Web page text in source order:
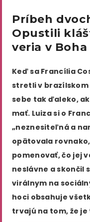
Príbeh
Opustili
veria v Boha
Keď sa Francília
stretli v brazílskom
sebe tak ďaleko,
mať. Luiza si o
„neznesiteľná a
opätovala
pomenovať, čo jej
neslávne a skončil
virálnym na
hoci obsahuje
trvajú na tom, že